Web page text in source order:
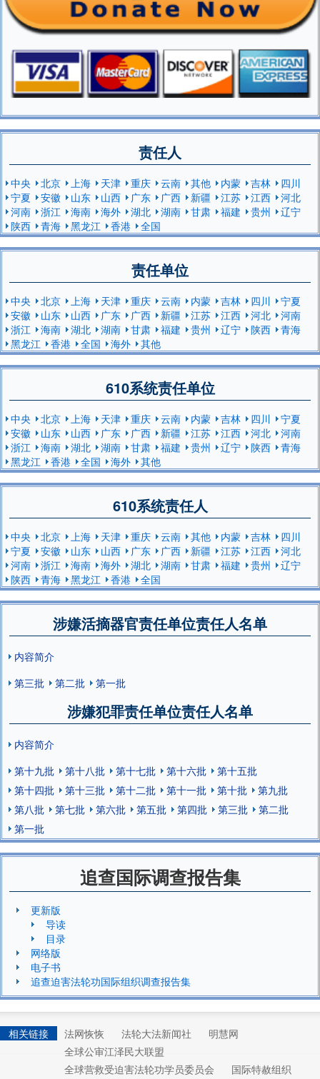
责任人
中央 北京 上海 天津 重庆 云南 其他 内蒙 吉林
四川
宁夏
安徽 山东 山西 广东 广西 新疆 江苏 江西
河北
河南
浙江 海南 海外 湖北 湖南 甘肃 福建 贵州
辽宁
陕西
青海 黑龙江 香港 全国
责任单位
中央 北京 上海 天津 重庆 云南 内蒙 吉林 四川
宁夏
安徽
山东 山西 广东 广西 新疆 江苏 江西 河北
河南
浙江
海南 湖北 湖南 甘肃 福建 贵州 辽宁 陕西
青海
黑龙江
香港 全国 海外 其他
610系统责任单位
中央 北京 上海 天津 重庆 云南 内蒙 吉林 四川
宁夏
安徽
山东 山西 广东 广西 新疆 江苏 江西 河北
河南
浙江
海南 湖北 湖南 甘肃 福建 贵州 辽宁 陕西
青海
黑龙江
香港 全国 海外 其他
610系统责任人
中央 北京 上海 天津 重庆 云南 其他 内蒙 吉林
四川
宁夏
安徽 山东 山西 广东 广西 新疆 江苏 江西
河北
河南
浙江 海南 海外 湖北 湖南 甘肃 福建 贵州
辽宁
陕西
青海 黑龙江 香港 全国
涉嫌活摘器官责任单位责任人名单
内容简介
第三批
第二批 第一批
涉嫌犯罪责任单位责任人名单
内容简介
第十九批
第十八批 第十七批 第十六批
第十五批
第十四批
第十三批 第十二批 第十一批 第十批
第九批
第八批
第七批 第六批 第五批 第四批 第三批
第二批
第一批
追查国际调查报告集
更新版
导读
目录
网络版
电子书
追查迫害法轮功国际组织调查报告集
相关链接 法网恢恢 法轮大法新闻社
明慧网
全球公审江泽民大联盟
全球营救受迫害法轮功学员委员会
国际特赦组织